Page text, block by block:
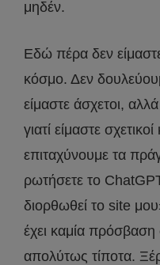
μηδέν.
Εδώ πέρα δεν
κόσμο. Δεν
είμαστε άσχετοι,
γιατί είμαστε
επιταχύνουμε τα
ρωτήσετε το
διορθωθεί το site
έχει καμία πρόσβαση
απολύτως τίποτα.